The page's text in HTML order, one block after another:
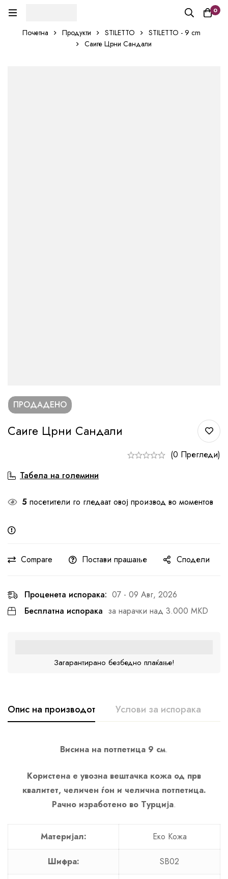
0
Почетна Продукти STILETTO
STILETTO - 9 cm
Саиге Црни Сандали
ПРОДАДЕНО
Саиге Црни Сандали
(0 Прегледи)
Табела на големини
5 посетители го гледаат овој производ во моментов
Compare Постави прашање Сподели
Проценета испорака: 07 - 09 Авг, 2026
Бесплатна испорака за нарачки над 3.000 MKD
Загарантирано безбедно плаќање!
Опис на производот Услови за испорака
Висина на потпетица 9 см.
Користена е увозна вештачка кожа од прв
квалитет, челичен ѓон и челична потпетица.
Рачно изработено во Турција.
Материјал: Еко Кожа
Шифра: SB02